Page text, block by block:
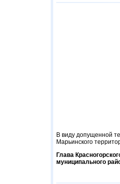
В виду допущенной
Марьинского
Глава